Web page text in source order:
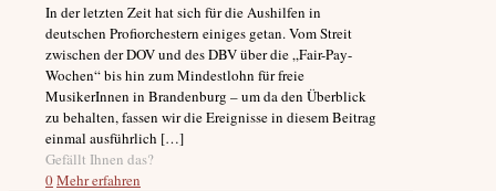
In der letzten Zeit hat sich für die Aushilfen in
deutschen Profiorchestern einiges getan. Vom Streit
zwischen der DOV und des DBV über die „Fair-Pay-
Wochen“ bis hin zum Mindestlohn für freie
MusikerInnen in Brandenburg – um da den Überblick
zu behalten, fassen wir die Ereignisse in diesem Beitrag
einmal ausführlich […]
Gefällt Ihnen das?
0Mehr erfahren